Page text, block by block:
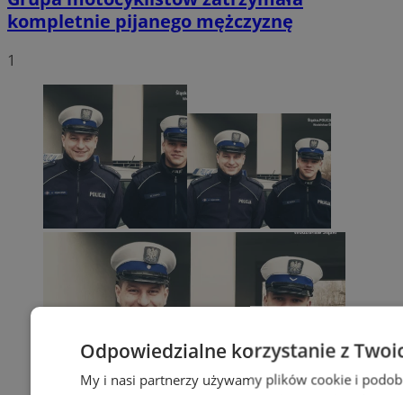
kompletnie pijanego mężczyznę
1
Odpowiedzialne korzystanie z
My i nasi partnerzy używamy plików cookie i